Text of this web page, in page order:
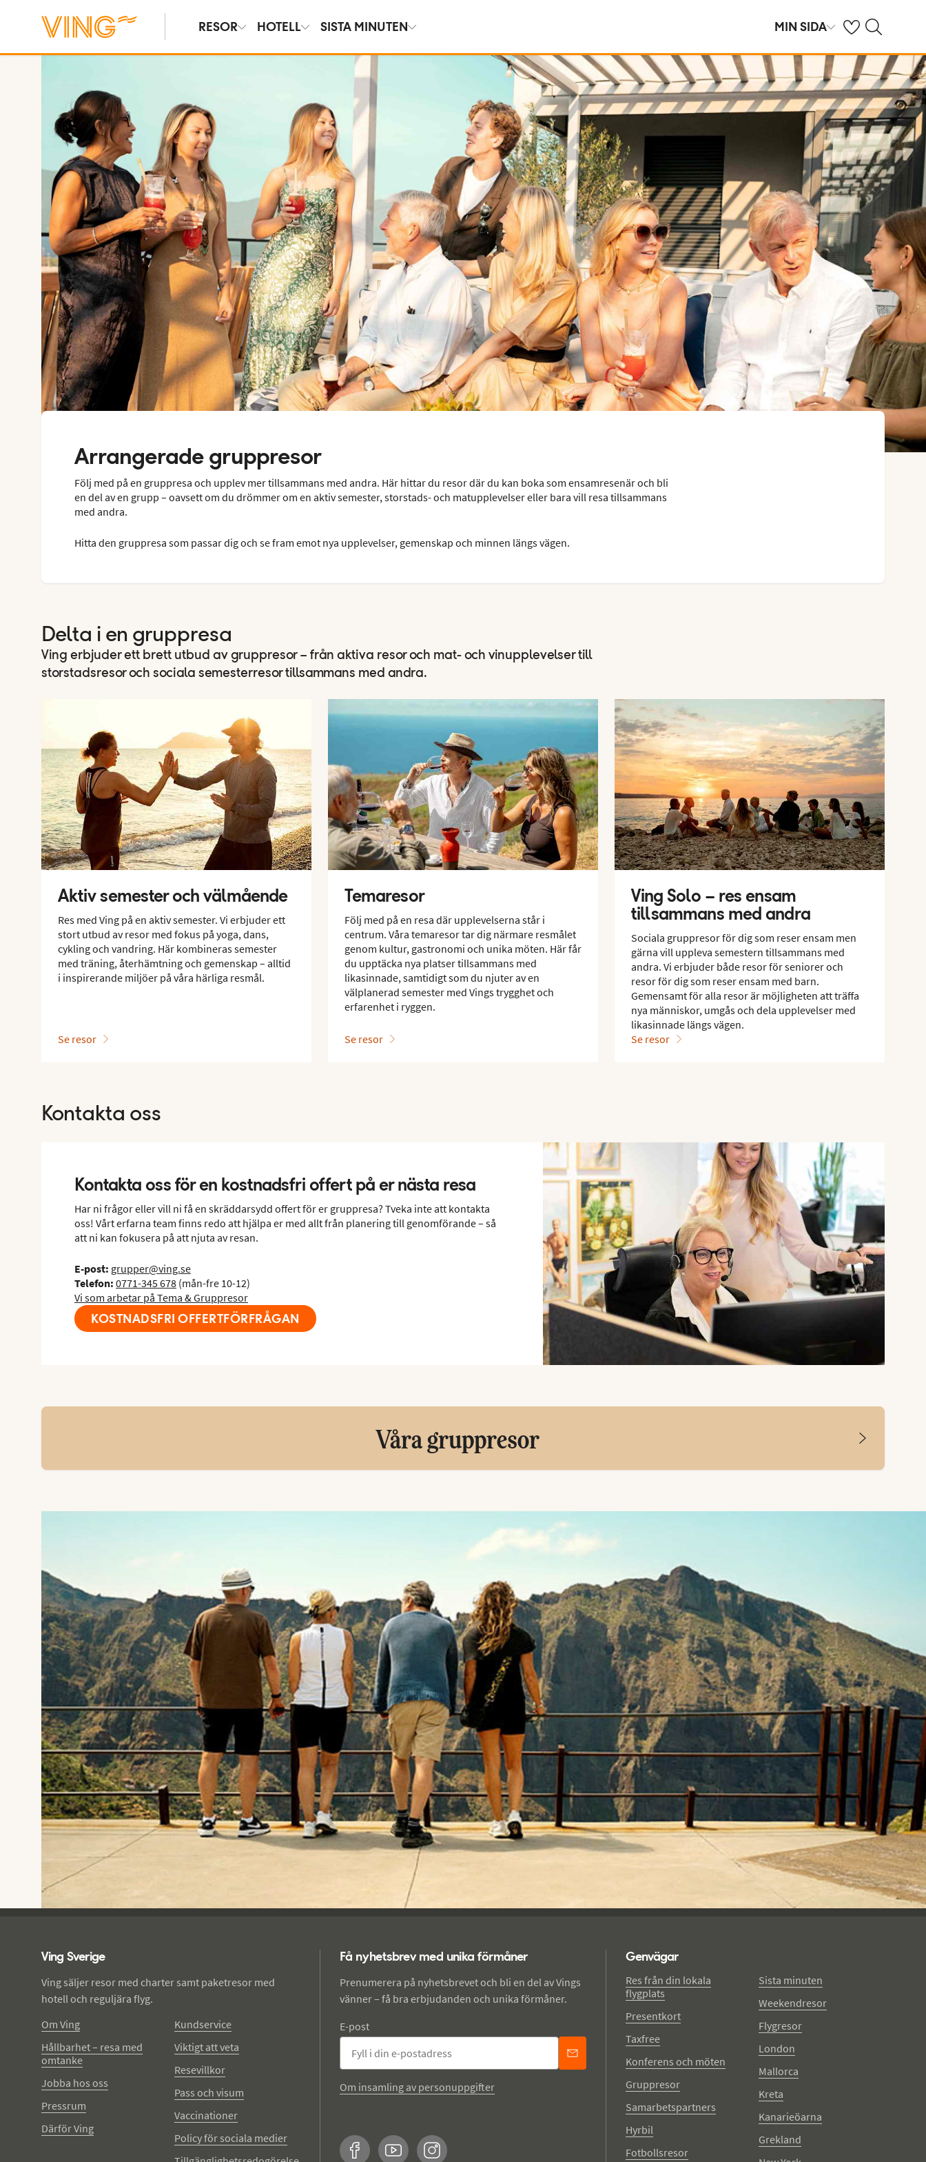
RESOR HOTELL SISTA MINUTEN MIN SIDA Se dina sparade
Sök på ving.se
Arrangerade gruppresor
Följ med på en gruppresa och upplev mer tillsammans med andra. Här hittar du resor där du kan boka som ensamresenär och bli
en del av en grupp – oavsett om du drömmer om en aktiv semester, storstads- och matupplevelser eller bara vill resa tillsammans
med andra.
Hitta den gruppresa som passar dig och se fram emot nya upplevelser, gemenskap och minnen längs vägen.
Delta i en gruppresa
Ving erbjuder ett brett utbud av gruppresor – från aktiva resor och mat- och vinupplevelser till
storstadsresor och sociala semesterresor tillsammans med andra.
Aktiv semester och välmående
Res med Ving på en aktiv semester. Vi erbjuder ett
stort utbud av resor med fokus på yoga, dans,
cykling och vandring. Här kombineras semester
med träning, återhämtning och gemenskap – alltid
i inspirerande miljöer på våra härliga resmål.
Se resor
Temaresor
Följ med på en resa där upplevelserna står i
centrum. Våra temaresor tar dig närmare resmålet
genom kultur, gastronomi och unika möten. Här får
du upptäcka nya platser tillsammans med
likasinnade, samtidigt som du njuter av en
välplanerad semester med Vings trygghet och
erfarenhet i ryggen.
Se resor
Ving Solo – res ensam
tillsammans med andra
Sociala gruppresor för dig som reser ensam men
gärna vill uppleva semestern tillsammans med
andra. Vi erbjuder både resor för seniorer och
resor för dig som reser ensam med barn.
Gemensamt för alla resor är möjligheten att träffa
nya människor, umgås och dela upplevelser med
likasinnade längs vägen.
Se resor
Kontakta oss
Kontakta oss för en kostnadsfri offert på er nästa resa
Har ni frågor eller vill ni få en skräddarsydd offert för er gruppresa? Tveka inte att kontakta
oss! Vårt erfarna team finns redo att hjälpa er med allt från planering till genomförande – så
att ni kan fokusera på att njuta av resan.
E-post: grupper@ving.se
Telefon: 0771-345 678 (mån-fre 10-12)
Vi som arbetar på Tema & Gruppresor
KOSTNADSFRI OFFERTFÖRFRÅGAN
Våra gruppresor
Ving Sverige
Ving säljer resor med charter samt paketresor med
hotell och reguljära flyg.
Om Ving
Hållbarhet – resa med
omtanke
Jobba hos oss
Pressrum
Därför Ving
Kundservice
Viktigt att veta
Resevillkor
Pass och visum
Vaccinationer
Policy för sociala medier
Få nyhetsbrev med unika förmåner
Prenumerera på nyhetsbrevet och bli en del av Vings
vänner – få bra erbjudanden och unika förmåner.
E-post
Om insamling av personuppgifter
FacebookYouTubeInstagram
Genvägar
Res från din lokala
flygplats
Presentkort
Taxfree
Konferens och möten
Gruppresor
Samarbetspartners
Hyrbil
Fotbollsresor
Sista minuten
Weekendresor
Flygresor
London
Mallorca
Kreta
Kanarieöarna
Grekland